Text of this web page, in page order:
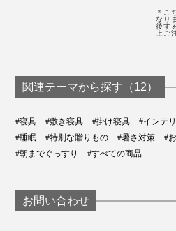
＊こ
なり
後す
上ご
関連テーマから探す（12）
#寝具 #敷き寝具 #掛け寝具 #インテ
#睡眠
#特別な贈りもの #暑さ対策 #
#朝までぐっすり
#すべての商品
お問い合わせ